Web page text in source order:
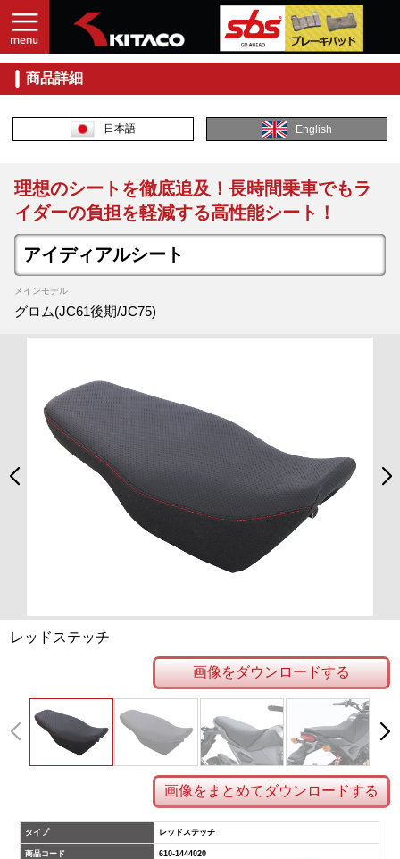
商品詳細
日本語 English
理想のシートを徹底追及！長時間乗車でもラ
イダーの負担を軽減する高性能シート！
アイディアルシート
メインモデル
グロム(JC61後期/JC75)
レッドステッチ
画像をダウンロードする
画像をまとめてダウンロードする
タイプ レッドステッチ
商品コード 610-1444020